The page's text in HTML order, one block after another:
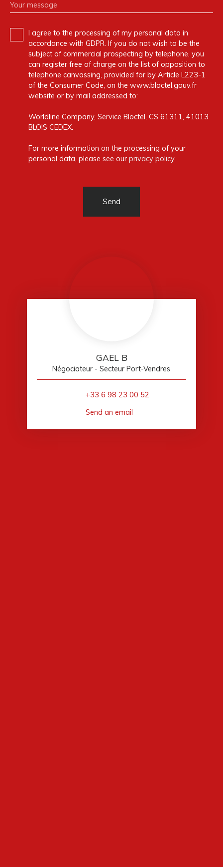
Your message
I agree to the processing of my personal data in
accordance with GDPR. If you do not wish to be the
subject of commercial prospecting by telephone, you
can register free of charge on the list of opposition to
telephone canvassing, provided for by Article L223-1
of the Consumer Code, on the www.bloctel.gouv.fr
website or by mail addressed to:
Worldline Company, Service Bloctel, CS 61311, 41013
BLOIS CEDEX.
For more information on the processing of your
personal data, please see our privacy policy.
Send
GAEL B
Négociateur - Secteur Port-Vendres
+33 6 98 23 00 52
Send an email